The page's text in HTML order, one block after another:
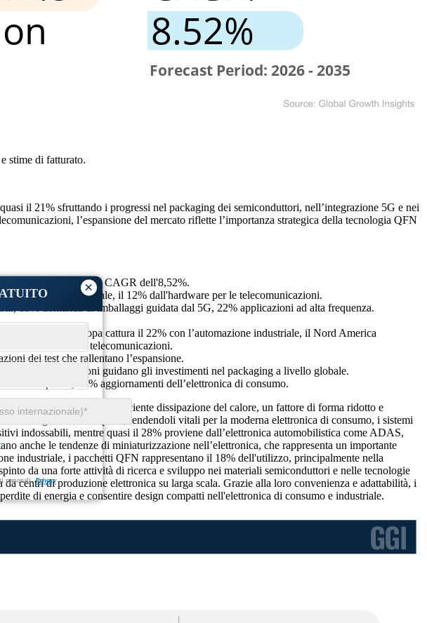
×
personali.Privacy
stime di fatturato.
il 21% sfruttando i progressi nel packaging dei semiconduttori, nell’integrazione 5G e nei
l’espansione del mercato riflette l’importanza strategica della tecnologia QFN
con una crescita CAGR dell'8,52%.
industriale, il 12% dall'hardware per le telecomunicazioni.
15% domanda di imballaggi guidata dal 5G, 22% applicazioni ad alta frequenza.
l’Europa cattura il 22% con l’automazione industriale, il Nord America
la crescita delle telecomunicazioni.
dei test che rallentano l’espansione.
telecomunicazioni guidano gli investimenti nel packaging a livello globale.
di capacità, 21% aggiornamenti dell’elettronica di consumo.
per fornire un’efficiente dissipazione del calore, un fattore di forma ridotto e
e integrazione compatta, rendendoli vitali per la moderna elettronica di consumo, i sistemi
indossabili, mentre quasi il 28% proviene dall’elettronica automobilistica come ADAS,
anche le tendenze di miniaturizzazione nell’elettronica, che rappresenta un importante
industriale, i pacchetti QFN rappresentano il 18% dell'utilizzo, principalmente nella
da una forte attività di ricerca e sviluppo nei materiali semiconduttori e nelle tecnologie
centri di produzione elettronica su larga scala. Grazie alla loro convenienza e adattabilità, i
di energia e consentire design compatti nell'elettronica di consumo e industriale.